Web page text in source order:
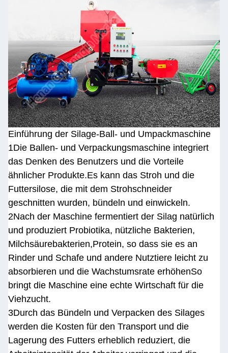
Einführung der Silage-Ball- und Umpackmaschine
1Die Ballen- und Verpackungsmaschine integriert
das Denken des Benutzers und die Vorteile
ähnlicher Produkte.Es kann das Stroh und die
Futtersilose, die mit dem Strohschneider
geschnitten wurden, bündeln und einwickeln.
2Nach der Maschine fermentiert der Silag natürlich
und produziert Probiotika, nützliche Bakterien,
Milchsäurebakterien,Protein, so dass sie es an
Rinder und Schafe und andere Nutztiere leicht zu
absorbieren und die Wachstumsrate erhöhenSo
bringt die Maschine eine echte Wirtschaft für die
Viehzucht.
3Durch das Bündeln und Verpacken des Silages
werden die Kosten für den Transport und die
Lagerung des Futters erheblich reduziert, die